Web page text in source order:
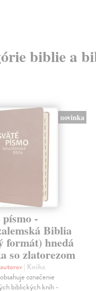
biblie a
novinka
písmo -
Biblia
formát) hnedá
so zlatorezom
| Kniha
označenie
biblických kníh -